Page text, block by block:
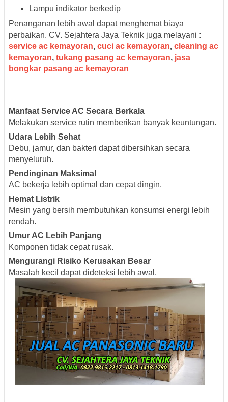
Lampu indikator berkedip
Penanganan lebih awal dapat menghemat biaya
perbaikan. CV. Sejahtera Jaya Teknik juga melayani :
service ac kemayoran, cuci ac kemayoran, cleaning ac
kemayoran, tukang pasang ac kemayoran, jasa
bongkar pasang ac kemayoran
Manfaat Service AC Secara Berkala
Melakukan service rutin memberikan banyak keuntungan.
Udara Lebih Sehat
Debu, jamur, dan bakteri dapat dibersihkan secara
menyeluruh.
Pendinginan Maksimal
AC bekerja lebih optimal dan cepat dingin.
Hemat Listrik
Mesin yang bersih membutuhkan konsumsi energi lebih
rendah.
Umur AC Lebih Panjang
Komponen tidak cepat rusak.
Mengurangi Risiko Kerusakan Besar
Masalah kecil dapat dideteksi lebih awal.